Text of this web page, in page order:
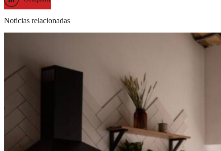
Noticias relacionadas